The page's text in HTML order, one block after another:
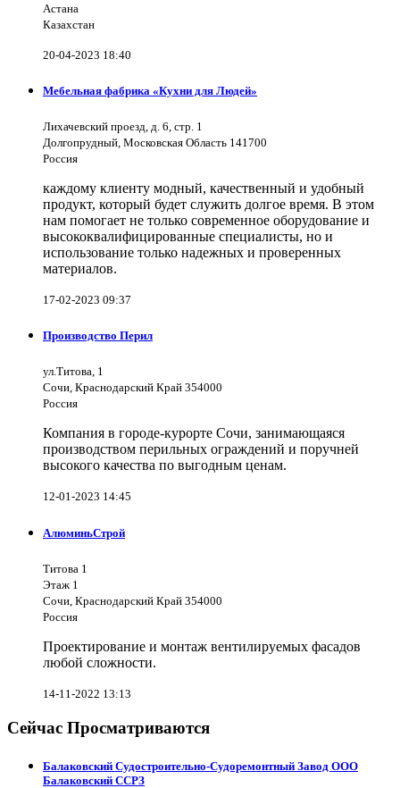
Астана
Казахстан
20-04-2023 18:40
Мебельная фабрика «Кухни для Людей»
Лихачевский проезд, д. 6, стр. 1
Долгопрудный, Московская Область 141700
Россия
каждому клиенту модный, качественный и удобный
продукт, который будет служить долгое время. В этом
нам помогает не только современное оборудование и
высококвалифицированные специалисты, но и
использование только надежных и проверенных
материалов.
17-02-2023 09:37
Производство Перил
ул.Титова, 1
Сочи, Краснодарский Край 354000
Россия
Компания в городе-курорте Сочи, занимающаяся
производством перильных ограждений и поручней
высокого качества по выгодным ценам.
12-01-2023 14:45
АлюминьСтрой
Титова 1
Этаж 1
Сочи, Краснодарский Край 354000
Россия
Проектирование и монтаж вентилируемых фасадов
любой сложности.
14-11-2022 13:13
Сейчас Просматриваются
Балаковский Судостроительно-Судоремонтный Завод ООО
Балаковский ССРЗ